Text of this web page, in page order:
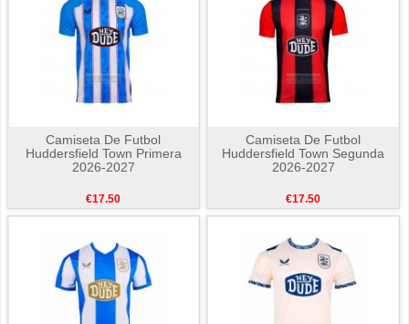
Camiseta De Futbol
Huddersfield Town Primera
2026-2027
€17.50
Camiseta De Futbol
Huddersfield Town Segunda
2026-2027
€17.50